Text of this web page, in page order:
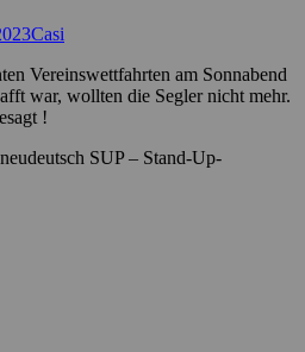
Autor
Casi
Vereinswettfahrten am Sonnabend
war, wollten die Segler nicht mehr.
!
SUP – Stand-Up-